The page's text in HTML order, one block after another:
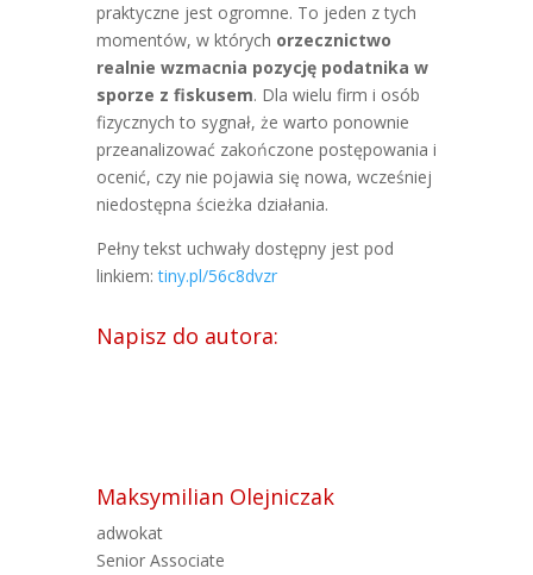
praktyczne jest ogromne. To jeden z tych
momentów, w których orzecznictwo
realnie wzmacnia pozycję podatnika w
sporze z fiskusem. Dla wielu firm i osób
fizycznych to sygnał, że warto ponownie
przeanalizować zakończone postępowania i
ocenić, czy nie pojawia się nowa, wcześniej
niedostępna ścieżka działania.
Pełny tekst uchwały dostępny jest pod
linkiem:tiny.pl/56c8dvzr
Napisz do autora:
Maksymilian Olejniczak
adwokat
Senior Associate